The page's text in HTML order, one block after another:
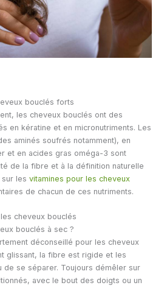
bouclés forts
les cheveux bouclés ont des
en kératine et en micronutriments. Les
aminés soufrés notamment), en
et en acides gras oméga-3 sont
de la fibre et à la définition naturelle
les vitamines pour les cheveux
de chacun de ces nutriments.
cheveux bouclés
bouclés à sec ?
déconseillé pour les cheveux
glissant, la fibre est rigide et les
de se séparer. Toujours démêler sur
avec le bout des doigts ou un